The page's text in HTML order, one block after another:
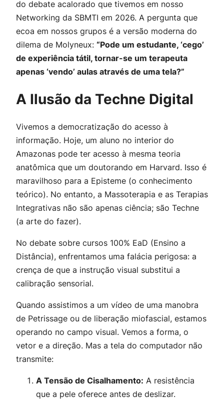
do debate acalorado que tivemos em nosso
Networking da SBMTI em 2026. A pergunta que
ecoa em nossos grupos é a versão moderna do
dilema de Molyneux: “Pode um estudante, ‘cego’
de experiência tátil, tornar-se um terapeuta
apenas ‘vendo’ aulas através de uma tela?”
A Ilusão da Techne Digital
Vivemos a democratização do acesso à
informação. Hoje, um aluno no interior do
Amazonas pode ter acesso à mesma teoria
anatômica que um doutorando em Harvard. Isso é
maravilhoso para a Episteme (o conhecimento
teórico). No entanto, a Massoterapia e as Terapias
Integrativas não são apenas ciência; são Techne
(a arte do fazer).
No debate sobre cursos 100% EaD (Ensino a
Distância), enfrentamos uma falácia perigosa: a
crença de que a instrução visual substitui a
calibração sensorial.
Quando assistimos a um vídeo de uma manobra
de Petrissage ou de liberação miofascial, estamos
operando no campo visual. Vemos a forma, o
vetor e a direção. Mas a tela do computador não
transmite:
A Tensão de Cisalhamento: A resistência
que a pele oferece antes de deslizar.